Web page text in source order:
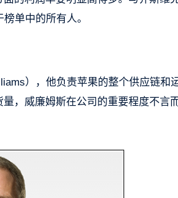
单中的所有人。
），他负责苹果的整个供应链和
，威廉姆斯在公司的重要程度不言